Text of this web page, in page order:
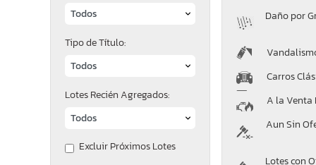
Tipo de Título:
Lotes Recién Agregados:
Excluir Próximos Lotes
Daño por
Carros
A la Venta
Aun Sin
Lotes con